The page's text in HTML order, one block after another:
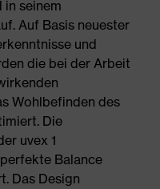
seinem
Auf Basis neuester
und
die bei der Arbeit
Wohlbefinden des
Die
uvex 1
Balance
Das Design